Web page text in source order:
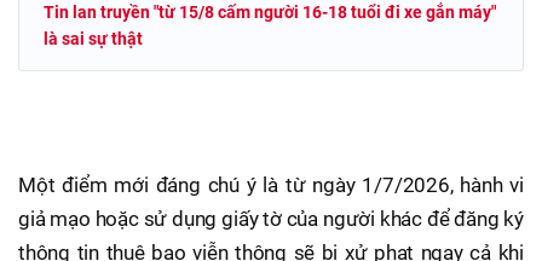
Tin lan truyền "từ 15/8 cấm người 16-18 tuổi đi xe gắn máy"
là sai sự thật
Một điểm mới đáng chú ý là từ ngày 1/7/2026, hành vi
giả mạo hoặc sử dụng giấy tờ của người khác để đăng ký
thông tin thuê bao viễn thông sẽ bị xử phạt ngay cả khi